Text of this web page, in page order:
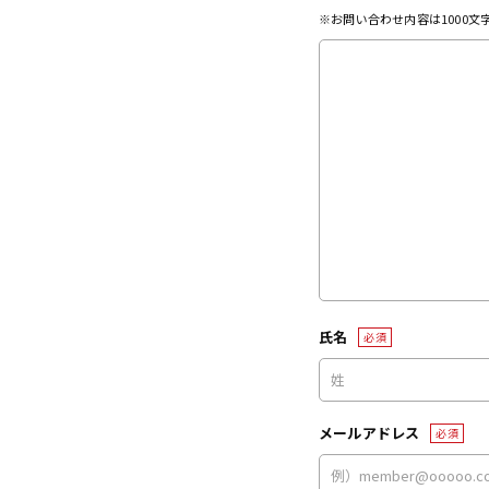
※お問い合わせ内容は1000文
氏名 必須
メールアドレス 必須